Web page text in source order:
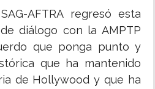
AFTRA regresó esta
diálogo con la AMPTP
que ponga punto y
que ha mantenido
de Hollywood y que ha